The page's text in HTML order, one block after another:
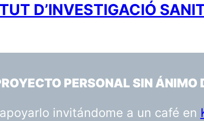
D’INVESTIGACIÓ
PERSONAL SIN ÁNIMO
invitándome a un café en